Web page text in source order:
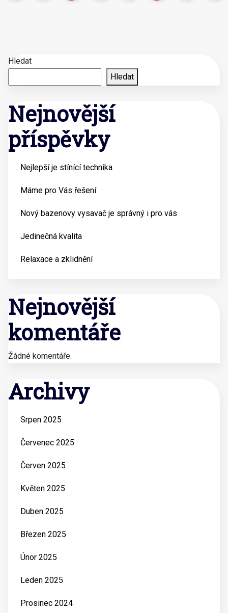
Hledat
Hledat
Nejnovější
příspěvky
Nejlepší je stínící technika
Máme pro Vás řešení
Nový bazenovy vysavač je správný i pro vás
Jedinečná kvalita
Relaxace a zklidnění
Nejnovější
komentáře
Žádné komentáře.
Archivy
Srpen 2025
Červenec 2025
Červen 2025
Květen 2025
Duben 2025
Březen 2025
Únor 2025
Leden 2025
Prosinec 2024